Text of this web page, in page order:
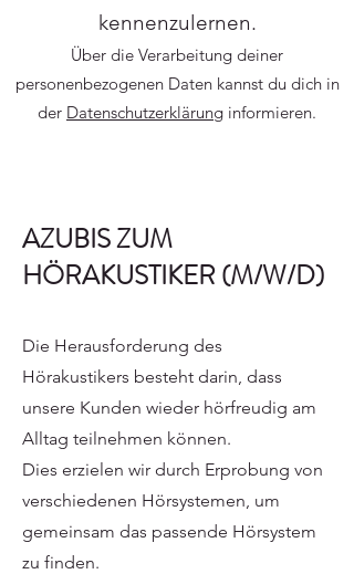
kennenzulernen.
Über die Verarbeitung deiner
personenbezogenen Daten kannst du dich in
der Datenschutzerklärung informieren.
AZUBIS ZUM
HÖRAKUSTIKER (M/W/D)
Die Herausforderung des
Hörakustikers besteht darin, dass
unsere Kunden wieder hörfreudig am
Alltag teilnehmen können.
Dies erzielen wir durch Erprobung von
verschiedenen Hörsystemen, um
gemeinsam das passende Hörsystem
zu finden.